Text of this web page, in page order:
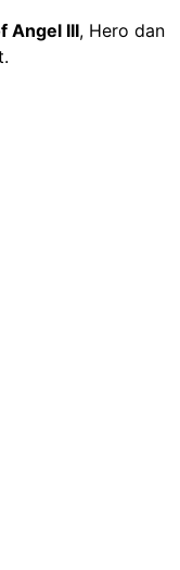
Angel III, Hero dan